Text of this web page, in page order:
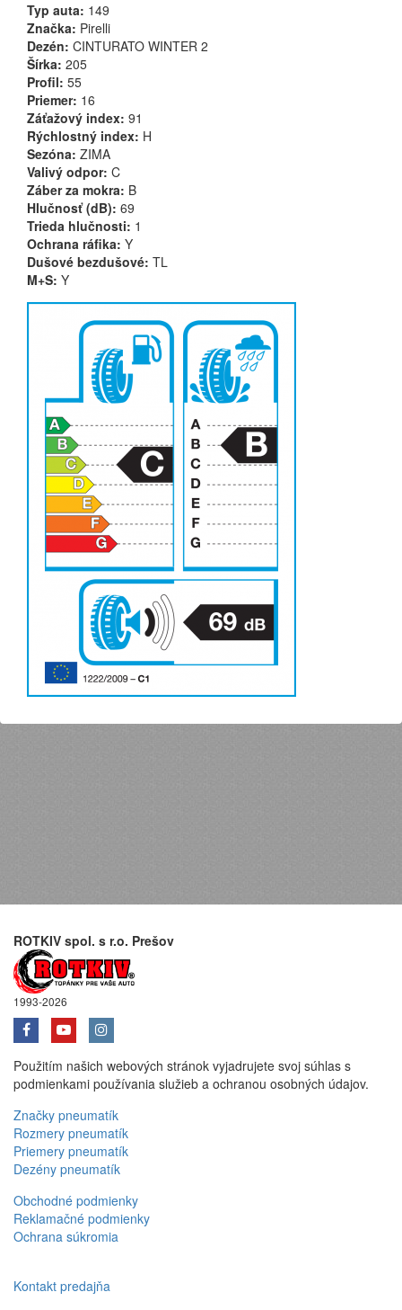
Typ auta: 149
Značka: Pirelli
Dezén: CINTURATO WINTER 2
Šírka: 205
Profil: 55
Priemer: 16
Záťažový index: 91
Rýchlostný index: H
Sezóna: ZIMA
Valivý odpor: C
Záber za mokra: B
Hlučnosť (dB): 69
Trieda hlučnosti: 1
Ochrana ráfika: Y
Dušové bezdušové: TL
M+S: Y
ROTKIV spol. s r.o. Prešov
1993-2026
Použitím našich webových stránok vyjadrujete svoj súhlas s
podmienkami používania služieb a ochranou osobných údajov.
Značky pneumatík
Rozmery pneumatík
Priemery pneumatík
Dezény pneumatík
Obchodné podmienky
Reklamačné podmienky
Ochrana súkromia
Kontakt predajňa